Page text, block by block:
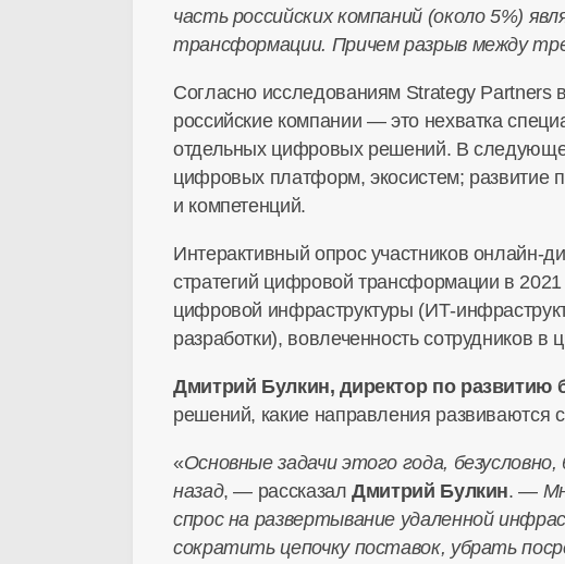
часть российских компаний (около 5%)
трансформации. Причем разрыв между
Согласно исследованиям Strategy
российские компании — это нехватка
отдельных цифровых решений. В
цифровых платформ, экосистем; развитие
и компетенций.
Интерактивный опрос участников онлайн-
стратегий цифровой трансформации в
цифровой инфраструктуры (ИТ-
разработки), вовлеченность сотрудников
Дмитрий Булкин, директор по развитию
решений, какие направления развиваются
«Основные задачи этого года,
назад, — рассказалДмитрий Булкин. —
спрос на развертывание удаленной
сократить цепочку поставок, убрать